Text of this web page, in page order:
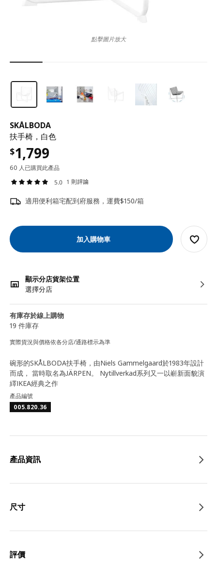
SKÅLBODA
扶手椅，白色
$1,799
60 人已購買此產品
5.0 1 則評論
適用便利箱宅配到府服務，運費$150/箱
加入購物車
顯示分店貨架位置
選擇分店
有庫存於線上購物
19 件庫存
實際貨況與價格依各分店/通路標示為準
點擊圖片放大
碗形的SKÅLBODA扶手椅，由Niels Gammelgaard於1983年設計
而成， 當時取名為JÄRPEN。 Nytillverkad系列又一以嶄新面貌演
繹IKEA經典之作
產品編號
005.820.36
產品資訊
尺寸
評價